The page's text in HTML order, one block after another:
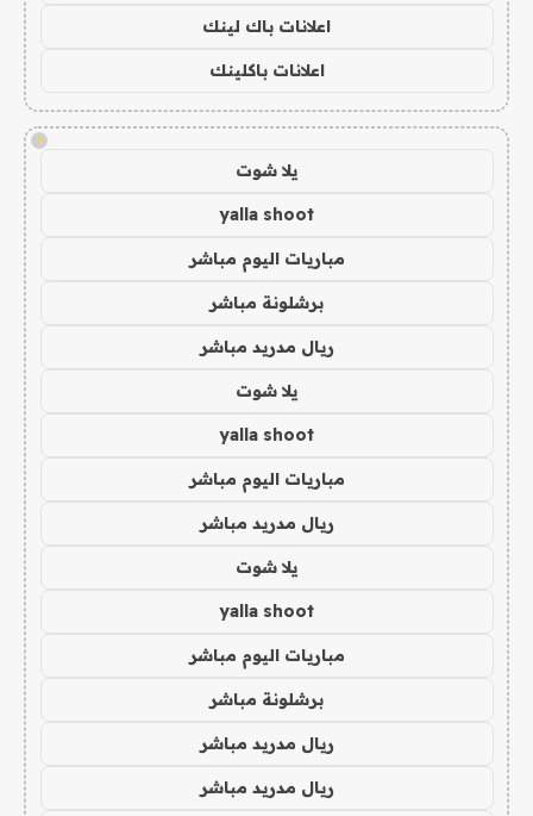
اعلانات باك لينك
اعلانات باكلينك
!
يلا شوت
yalla shoot
مباريات اليوم مباشر
برشلونة مباشر
ريال مدريد مباشر
يلا شوت
yalla shoot
مباريات اليوم مباشر
ريال مدريد مباشر
يلا شوت
yalla shoot
مباريات اليوم مباشر
برشلونة مباشر
ريال مدريد مباشر
ريال مدريد مباشر